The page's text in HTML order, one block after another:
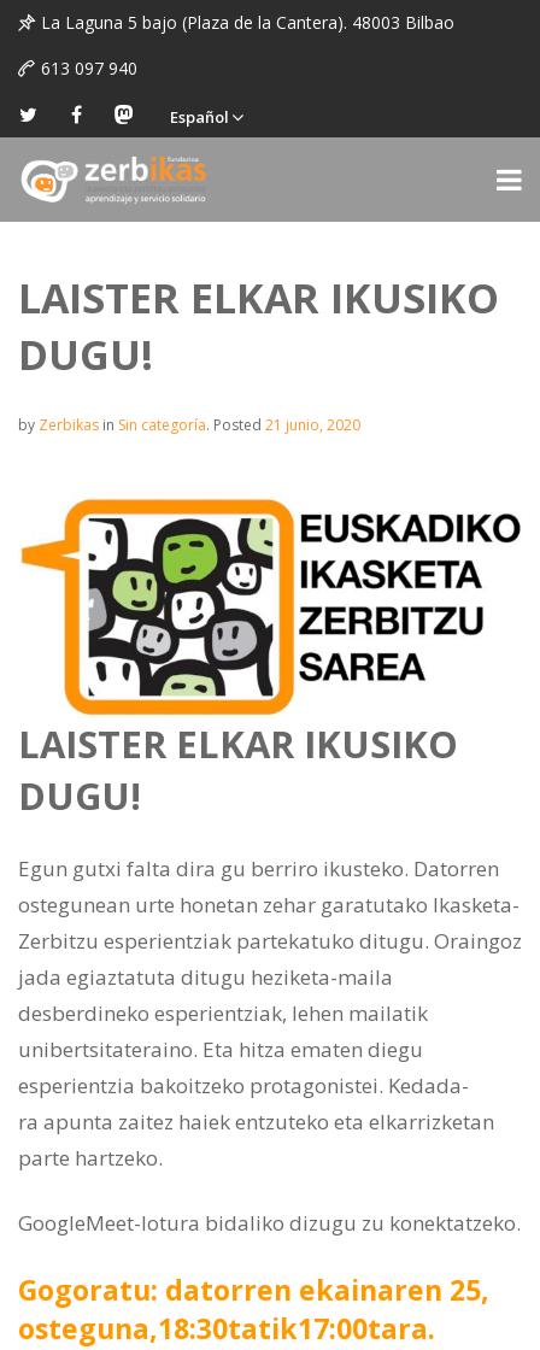
La Laguna 5 bajo (Plaza de la Cantera). 48003 Bilbao
613 097 940
Español
LAISTER ELKAR IKUSIKO
DUGU!
by Zerbikas in Sin categoría. Posted 21 junio, 2020
LAISTER ELKAR IKUSIKO
DUGU!
Egun gutxi falta dira gu berriro ikusteko. Datorren
ostegunean urte honetan zehar garatutako Ikasketa-
Zerbitzu esperientziak partekatuko ditugu. Oraingoz
jada egiaztatuta ditugu heziketa-maila
desberdineko esperientziak, lehen mailatik
unibertsitateraino. Eta hitza ematen diegu
esperientzia bakoitzeko protagonistei. Kedada-
ra apunta zaitez haiek entzuteko eta elkarrizketan
parte hartzeko.
GoogleMeet-lotura bidaliko dizugu zu konektatzeko.
Gogoratu: datorren ekainaren 25,
osteguna,18:30tatik17:00tara.